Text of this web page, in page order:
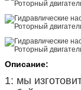
Описание:
1: мы